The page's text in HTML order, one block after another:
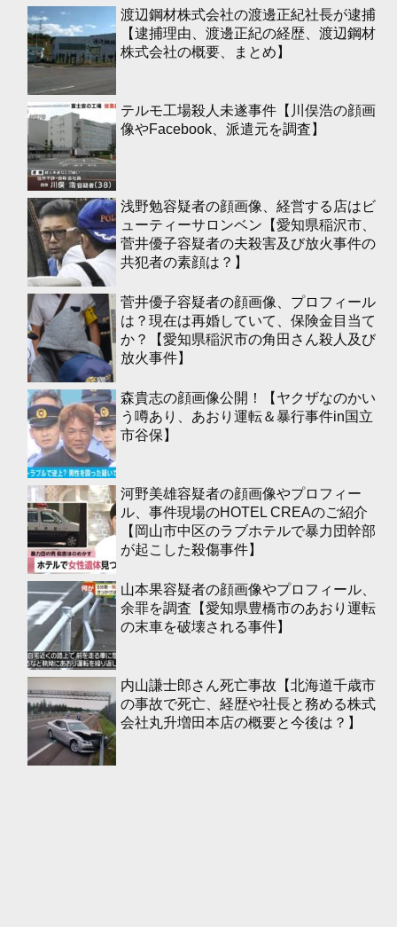
渡辺鋼材株式会社の渡邊正紀社長が逮捕
【逮捕理由、渡邊正紀の経歴、渡辺鋼材
株式会社の概要、まとめ】
テルモ工場殺人未遂事件【川俣浩の顔画
像やFacebook、派遣元を調査】
浅野勉容疑者の顔画像、経営する店はビ
ューティーサロンベン【愛知県稲沢市、
菅井優子容疑者の夫殺害及び放火事件の
共犯者の素顔は？】
菅井優子容疑者の顔画像、プロフィール
は？現在は再婚していて、保険金目当て
か？【愛知県稲沢市の角田さん殺人及び
放火事件】
森貴志の顔画像公開！【ヤクザなのかい
う噂あり、あおり運転＆暴行事件in国立
市谷保】
河野美雄容疑者の顔画像やプロフィー
ル、事件現場のHOTEL CREAのご紹介
【岡山市中区のラブホテルで暴力団幹部
が起こした殺傷事件】
山本果容疑者の顔画像やプロフィール、
余罪を調査【愛知県豊橋市のあおり運転
の末車を破壊される事件】
内山謙士郎さん死亡事故【北海道千歳市
の事故で死亡、経歴や社長と務める株式
会社丸升増田本店の概要と今後は？】